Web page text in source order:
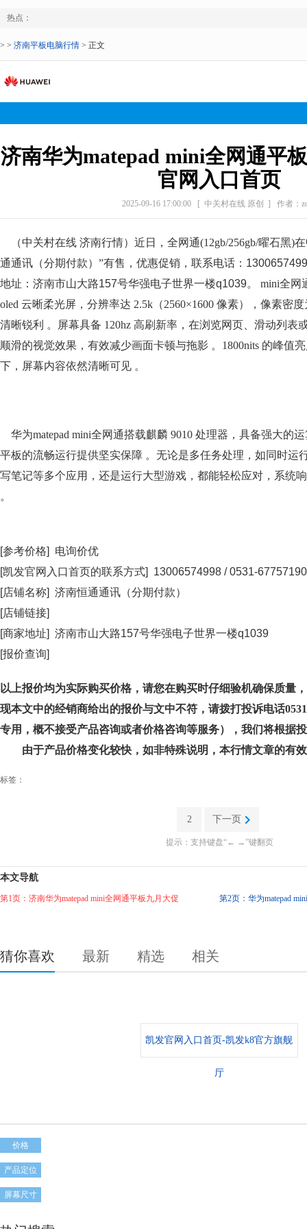
热点：
> > 济南平板电脑行情 > 正文
济南华为matepad mini全网通平
官网入口首页
2025-09-16 17:00:00 [ 中关村在线 原创 ] 作者：
（中关村在线 济南行情）近日，全网通(12gb/256gb/曜石黑)
通通讯（分期付款） ”有售，优惠促销，联系电话：
地址： 济南市山大路157号华强电子世界一楼q1039。
mini全网
oled 云晰柔光屏，分辨率达 2.5k（2560×1600 像素），像素密
清晰锐利 。屏幕具备 120hz 高刷新率，在浏览网页、滑动列表
顺滑的视觉效果，有效减少画面卡顿与拖影 。1800nits 的峰值
下，屏幕内容依然清晰可见 。
华为matepad mini全网通搭载麒麟 9010 处理器，具备强大的
平板的流畅运行提供坚实保障 。无论是多任务处理，如同时运
写笔记等多个应用，还是运行大型游戏，都能轻松应对，系统
。
[参考价格] 电询价优
[凯发官网入口首页的联系方式] 13006574998 / 0531-67757190
[店铺名称] 济南恒通通讯（分期付款）
[店铺链接]
[商家地址] 济南市山大路157号华强电子世界一楼q1039
[报价查询]
以上报价均为实际购买价格，请您在购买时仔细验机确保质量
现本文中的经销商给出的报价与文中不符，请拨打投诉电话
专用，概不接受产品咨询或者价格咨询等服务），我们将根据
由于产品价格变化较快，如非特殊说明，本行情文章的有
标签：
2 下一页
提示：支持键盘“← →”键翻页
本文导航
第1页：济南华为matepad mini全网通平板九月大促 第2页：华为matepad
猜你喜欢 最新 精选 相关
凯发官网入口首页-凯发k8官方旗舰
厅
价格
产品定位
屏幕尺寸